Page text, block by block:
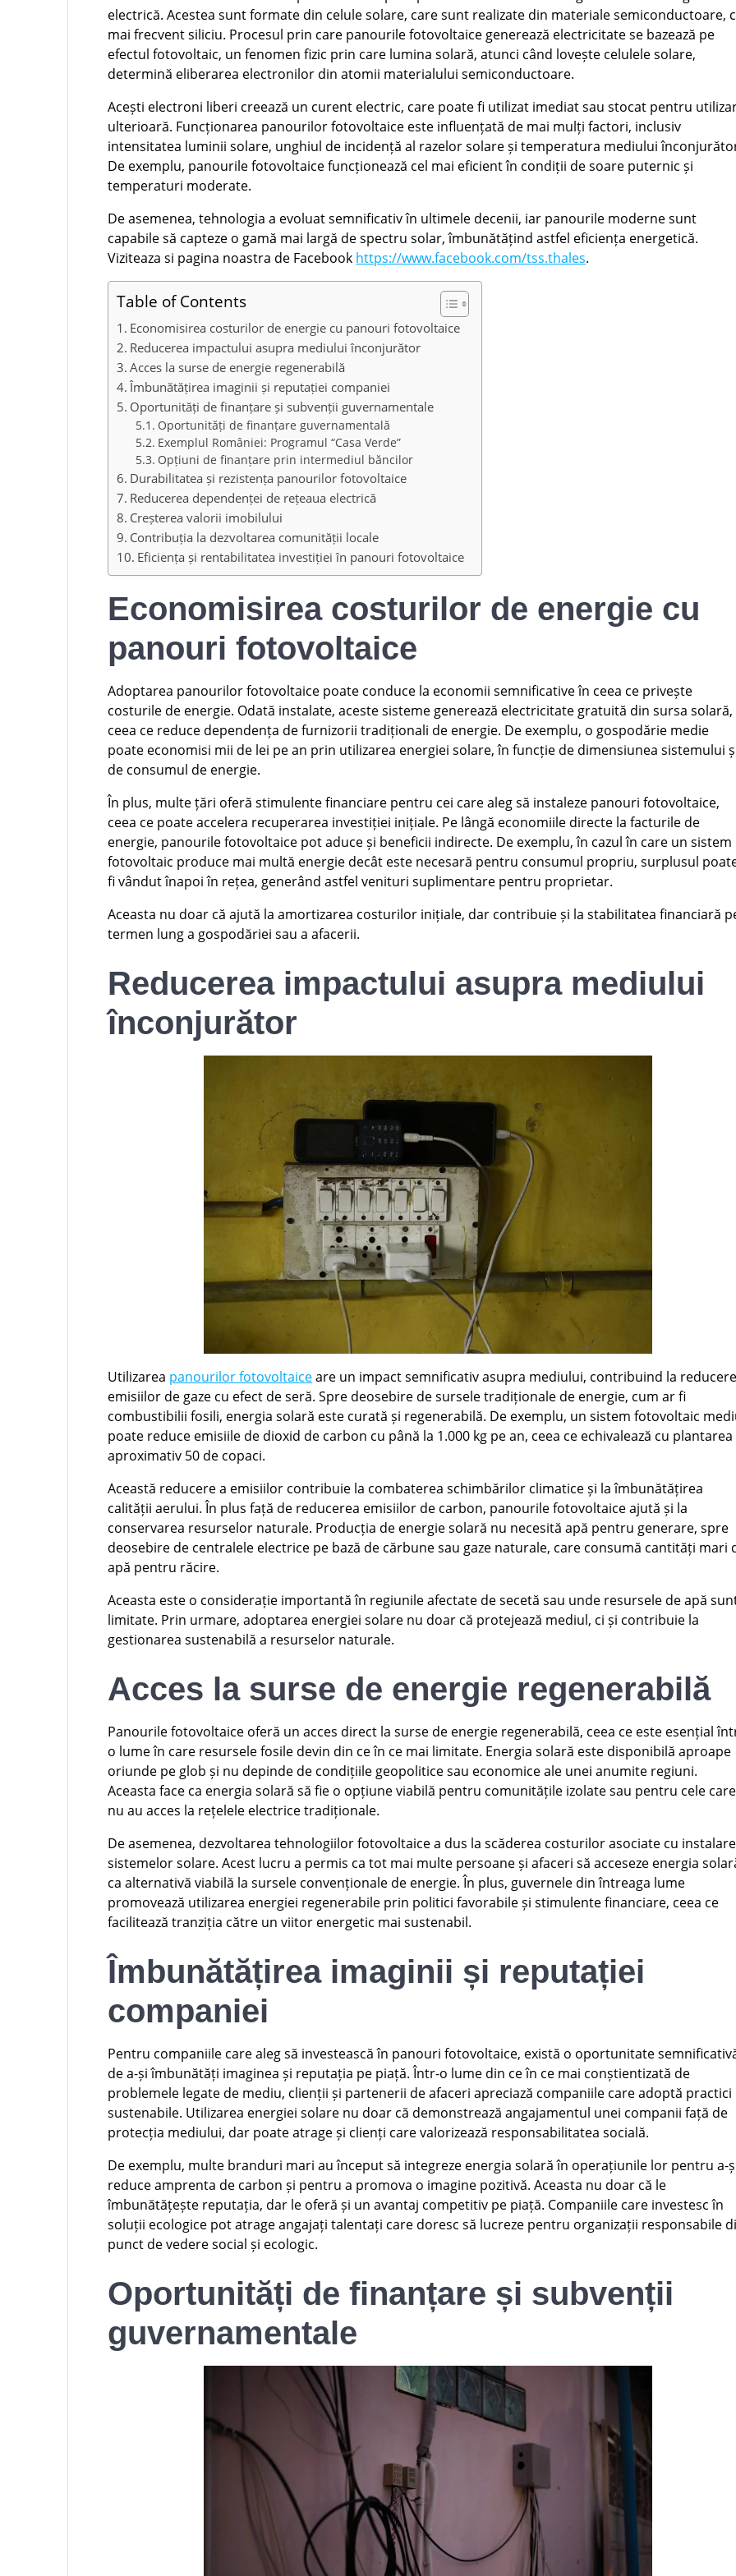
electrică. Acestea sunt formate din celule solare, care sunt realizate din materiale semiconductoare,
mai frecvent siliciu. Procesul prin care panourile fotovoltaice generează electricitate se bazează pe
efectul fotovoltaic, un fenomen fizic prin care lumina solară, atunci când lovește celulele solare,
determină eliberarea electronilor din atomii materialului semiconductoare.
Acești electroni liberi creează un curent electric, care poate fi utilizat imediat sau stocat pentru
ulterioară. Funcționarea panourilor fotovoltaice este influențată de mai mulți factori, inclusiv
intensitatea luminii solare, unghiul de incidență al razelor solare și temperatura mediului
De exemplu, panourile fotovoltaice funcționează cel mai eficient în condiții de soare puternic și
temperaturi moderate.
De asemenea, tehnologia a evoluat semnificativ în ultimele decenii, iar panourile moderne sunt
capabile să capteze o gamă mai largă de spectru solar, îmbunătățind astfel eficiența energetică.
Viziteaza si pagina noastra de Facebook https://www.facebook.com/tss.thales.
Table of Contents
Economisirea costurilor de energie cu panouri fotovoltaice
Reducerea impactului asupra mediului înconjurător
Acces la surse de energie regenerabilă
Îmbunătățirea imaginii și reputației companiei
Oportunități de finanțare și subvenții guvernamentale
Oportunități de finanțare guvernamentală
Exemplul României: Programul “Casa Verde”
Opțiuni de finanțare prin intermediul băncilor
Durabilitatea și rezistența panourilor fotovoltaice
Reducerea dependenței de rețeaua electrică
Creșterea valorii imobilului
Contribuția la dezvoltarea comunității locale
Eficiența și rentabilitatea investiției în panouri fotovoltaice
Economisirea costurilor de energie cu
panouri fotovoltaice
Adoptarea panourilor fotovoltaice poate conduce la economii semnificative în ceea ce privește
costurile de energie. Odată instalate, aceste sisteme generează electricitate gratuită din sursa solară,
ceea ce reduce dependența de furnizorii tradiționali de energie. De exemplu, o gospodărie medie
poate economisi mii de lei pe an prin utilizarea energiei solare, în funcție de dimensiunea sistemului
de consumul de energie.
În plus, multe țări oferă stimulente financiare pentru cei care aleg să instaleze panouri fotovoltaice,
ceea ce poate accelera recuperarea investiției inițiale. Pe lângă economiile directe la facturile de
energie, panourile fotovoltaice pot aduce și beneficii indirecte. De exemplu, în cazul în care un sistem
fotovoltaic produce mai multă energie decât este necesară pentru consumul propriu, surplusul
fi vândut înapoi în rețea, generând astfel venituri suplimentare pentru proprietar.
Aceasta nu doar că ajută la amortizarea costurilor inițiale, dar contribuie și la stabilitatea financiară
termen lung a gospodăriei sau a afacerii.
Reducerea impactului asupra mediului
înconjurător
Utilizarea panourilor fotovoltaiceare un impact semnificativ asupra mediului, contribuind la
emisiilor de gaze cu efect de seră. Spre deosebire de sursele tradiționale de energie, cum ar fi
combustibilii fosili, energia solară este curată și regenerabilă. De exemplu, un sistem fotovoltaic
poate reduce emisiile de dioxid de carbon cu până la 1.000 kg pe an, ceea ce echivalează cu plantarea
aproximativ 50 de copaci.
Această reducere a emisiilor contribuie la combaterea schimbărilor climatice și la îmbunătățirea
calității aerului. În plus față de reducerea emisiilor de carbon, panourile fotovoltaice ajută și la
conservarea resurselor naturale. Producția de energie solară nu necesită apă pentru generare, spre
deosebire de centralele electrice pe bază de cărbune sau gaze naturale, care consumă cantități mari
apă pentru răcire.
Aceasta este o considerație importantă în regiunile afectate de secetă sau unde resursele de apă
limitate. Prin urmare, adoptarea energiei solare nu doar că protejează mediul, ci și contribuie la
gestionarea sustenabilă a resurselor naturale.
Acces la surse de energie regenerabilă
Panourile fotovoltaice oferă un acces direct la surse de energie regenerabilă, ceea ce este esențial
o lume în care resursele fosile devin din ce în ce mai limitate. Energia solară este disponibilă aproape
oriunde pe glob și nu depinde de condițiile geopolitice sau economice ale unei anumite regiuni.
Aceasta face ca energia solară să fie o opțiune viabilă pentru comunitățile izolate sau pentru cele care
nu au acces la rețelele electrice tradiționale.
De asemenea, dezvoltarea tehnologiilor fotovoltaice a dus la scăderea costurilor asociate cu
sistemelor solare. Acest lucru a permis ca tot mai multe persoane și afaceri să acceseze energia
ca alternativă viabilă la sursele convenționale de energie. În plus, guvernele din întreaga lume
promovează utilizarea energiei regenerabile prin politici favorabile și stimulente financiare, ceea ce
facilitează tranziția către un viitor energetic mai sustenabil.
Îmbunătățirea imaginii și reputației
companiei
Pentru companiile care aleg să investească în panouri fotovoltaice, există o oportunitate
de a-și îmbunătăți imaginea și reputația pe piață. Într-o lume din ce în ce mai conștientizată de
problemele legate de mediu, clienții și partenerii de afaceri apreciază companiile care adoptă practici
sustenabile. Utilizarea energiei solare nu doar că demonstrează angajamentul unei companii față de
protecția mediului, dar poate atrage și clienți care valorizează responsabilitatea socială.
De exemplu, multe branduri mari au început să integreze energia solară în operațiunile lor pentru a-
reduce amprenta de carbon și pentru a promova o imagine pozitivă. Aceasta nu doar că le
îmbunătățește reputația, dar le oferă și un avantaj competitiv pe piață. Companiile care investesc în
soluții ecologice pot atrage angajați talentați care doresc să lucreze pentru organizații responsabile
punct de vedere social și ecologic.
Oportunități de finanțare și subvenții
guvernamentale